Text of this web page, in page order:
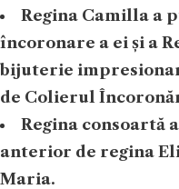
Regina Camilla a
încoronare a ei și a
bijuterie
de Colierul
Regina
anterior de regina
Maria.